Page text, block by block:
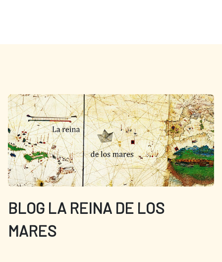
BLOG LA REINA DE LOS
MARES